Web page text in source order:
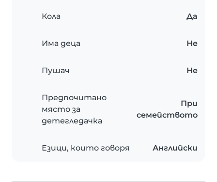
Кола Да
Има деца Не
Пушач Не
Предпочитано
място за
детегледачка
При
семейството
Езици, които говоря Английски